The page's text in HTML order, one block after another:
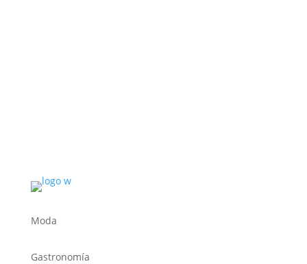
Moda
Gastronomía